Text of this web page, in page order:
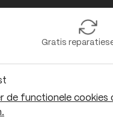
Gratis
de functionele cookies